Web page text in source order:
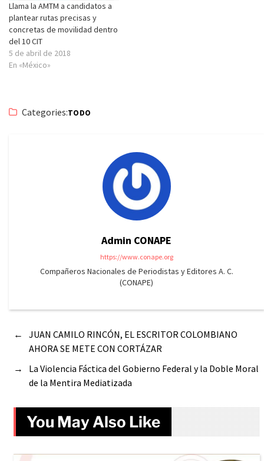
Llama la AMTM a candidatos a
plantear rutas precisas y
concretas de movilidad dentro
del 10 CIT
5 de abril de 2018
En «México»
Categories:TODO
Admin CONAPE
https://www.conape.org
Compañeros Nacionales de Periodistas y Editores A. C.
(CONAPE)
←
JUAN CAMILO RINCÓN, EL ESCRITOR COLOMBIANO
AHORA SE METE CON CORTÁZAR
→
La Violencia Fáctica del Gobierno Federal y la Doble Moral
de la Mentira Mediatizada
You May Also Like